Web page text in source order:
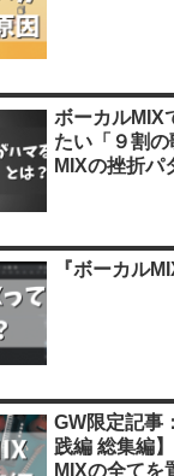
ボーカルMIX
たい「９割
MIXの挫折パ
『ボーカル
GW限定記事
践編 総集編
MIXの全てを